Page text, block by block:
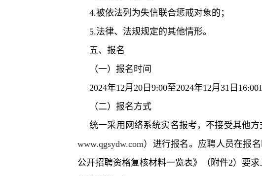
4.被依法列为失信联合惩戒对象的；
5.法律、法规规定的其他情形。
五、报名
（一）报名时间
2024年12月20日9:00至2024年12月31日16:00
（二）报名方式
统一采用网络系统实名报考，不接受其他
www.qgsydw.com）进行报名。应聘人员在报
公开招聘资格复核材料一览表》（附件2）要